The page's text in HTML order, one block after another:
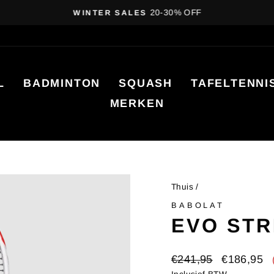
WINTER SALES 20-30% OFF
BADMINTON SQUASH
MERKEN
Thuis /
BABOLAT
EVO
Oorspronkelijke
€241,95 €186,95